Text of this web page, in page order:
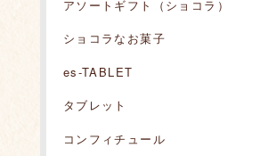
アソートギフト（ショコラ）
ショコラなお菓子
es-TABLET
タブレット
コンフィチュール